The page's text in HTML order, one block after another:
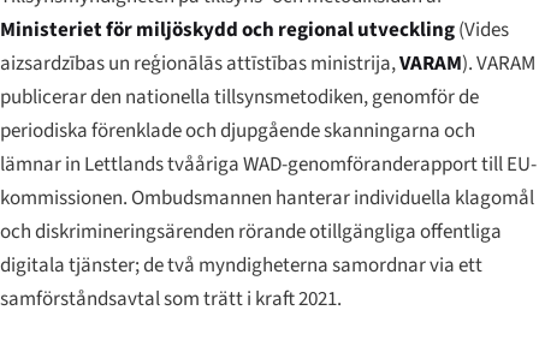
Ministeriet för miljöskydd och regional utveckling(Vides
aizsardzības un reģionālās attīstības ministrija,VARAM). VARAM
publicerar den nationella tillsynsmetodiken, genomför de
periodiska förenklade och djupgående skanningarna och
lämnar in Lettlands tvååriga WAD-genomföranderapport till EU-
kommissionen. Ombudsmannen hanterar individuella klagomål
och diskrimineringsärenden rörande otillgängliga offentliga
digitala tjänster; de två myndigheterna samordnar via ett
samförståndsavtal som trätt i kraft 2021.